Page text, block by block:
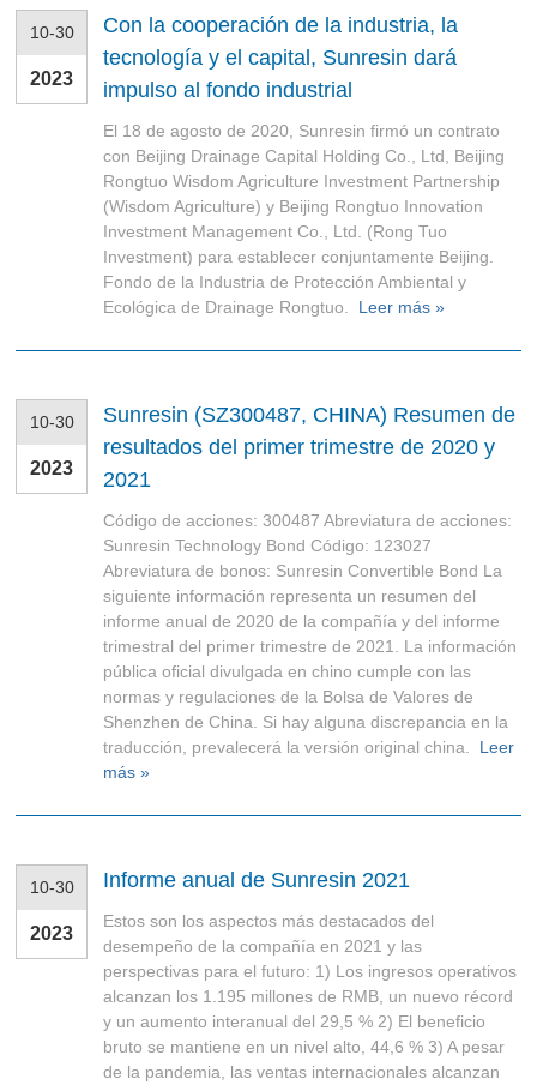
10-30
2023
Con la cooperación de la industria, la
tecnología y el capital, Sunresin dará
impulso al fondo industrial
El 18 de agosto de 2020, Sunresin firmó un contrato
con Beijing Drainage Capital Holding Co., Ltd, Beijing
Rongtuo Wisdom Agriculture Investment Partnership
(Wisdom Agriculture) y Beijing Rongtuo Innovation
Investment Management Co., Ltd. (Rong Tuo
Investment) para establecer conjuntamente Beijing.
Fondo de la Industria de Protección Ambiental y
Ecológica de Drainage Rongtuo. Leer más »
10-30
2023
Sunresin (SZ300487, CHINA) Resumen de
resultados del primer trimestre de 2020 y
2021
Código de acciones: 300487 Abreviatura de acciones:
Sunresin Technology Bond Código: 123027
Abreviatura de bonos: Sunresin Convertible Bond La
siguiente información representa un resumen del
informe anual de 2020 de la compañía y del informe
trimestral del primer trimestre de 2021. La información
pública oficial divulgada en chino cumple con las
normas y regulaciones de la Bolsa de Valores de
Shenzhen de China. Si hay alguna discrepancia en la
traducción, prevalecerá la versión original china. Leer
más »
10-30
2023
Informe anual de Sunresin 2021
Estos son los aspectos más destacados del
desempeño de la compañía en 2021 y las
perspectivas para el futuro: 1) Los ingresos operativos
alcanzan los 1.195 millones de RMB, un nuevo récord
y un aumento interanual del 29,5 % 2) El beneficio
bruto se mantiene en un nivel alto, 44,6 % 3) A pesar
de la pandemia, las ventas internacionales alcanzan